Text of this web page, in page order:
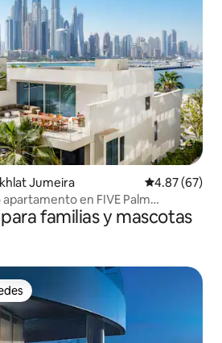
Jumeira Calificación
4.87 (67)
en FIVE Palm
familias y mascotas